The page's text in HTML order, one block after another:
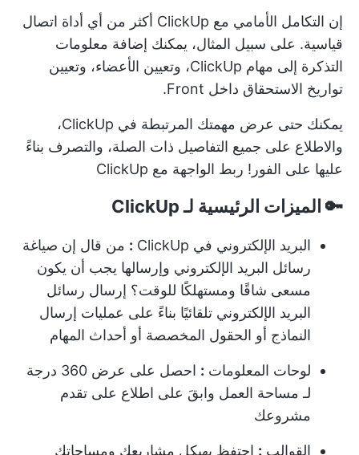
إن التكامل الأمامي مع ClickUp
أكثر من أي أداة اتصال
قياسية. على سبيل المثال، يمكنك إضافة معلومات
التذكرة إلى مهام ClickUp، وتعيين الأعضاء، وتعيين
تواريخ الاستحقاق داخل Front.
يمكنك حتى عرض مهمتك المرتبطة في ClickUp،
والاطلاع على جميع التفاصيل ذات الصلة، والتصرف بناءً
عليها على الفور! ربط الواجهة مع ClickUp
🔑 الميزات الرئيسية لـ ClickUp
البريد الإلكتروني في ClickUp : من قال إن صياغة
رسائل البريد الإلكتروني وإرسالها يجب أن يكون
مسعى شاقًا ومستهلكًا للوقت؟ إرسال رسائل
البريد الإلكتروني تلقائيًا بناءً على عمليات إرسال
النماذج أو الحقول المخصصة أو أحداث المهام
لوحات المعلومات :
احصل على عرض 360 درجة
لـ مساحة العمل وابقَ على اطلاع على تقدم
مشروعك
القوالب : احتفظ بهيكل مشاريعك ومساحاتك